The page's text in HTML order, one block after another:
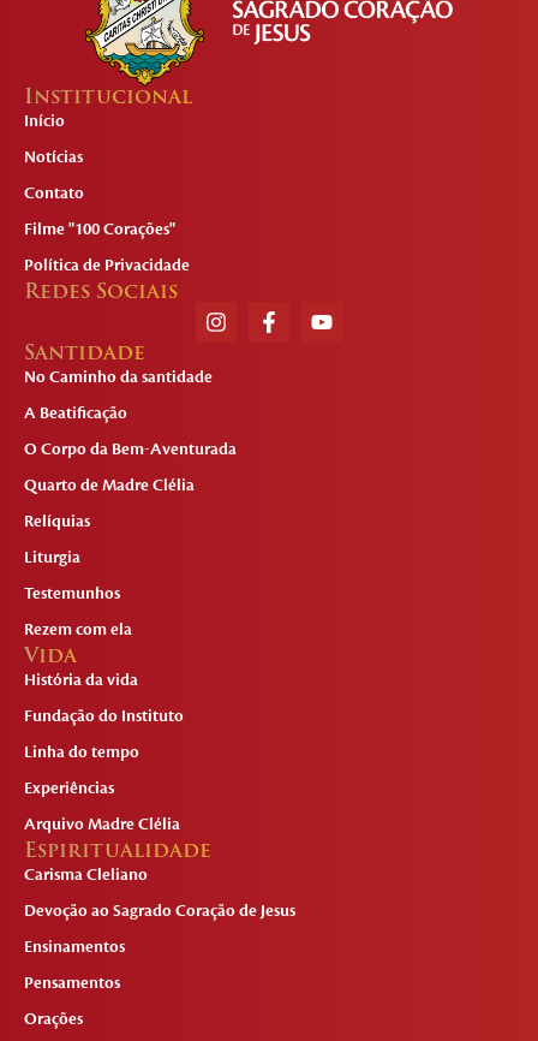
Institucional
Início
Notícias
Contato
Filme "100 Corações"
Política de Privacidade
Redes Sociais
Santidade
No Caminho da santidade
A Beatificação
O Corpo da Bem-Aventurada
Quarto de Madre Clélia
Relíquias
Liturgia
Testemunhos
Rezem com ela
Vida
História da vida
Fundação do Instituto
Linha do tempo
Experiências
Arquivo Madre Clélia
Espiritualidade
Carisma Cleliano
Devoção ao Sagrado Coração de Jesus
Ensinamentos
Pensamentos
Orações